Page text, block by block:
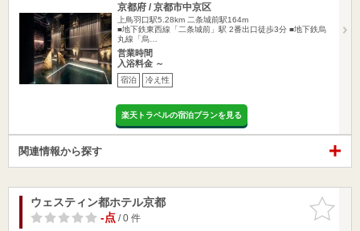
京都府 / 京都市中京区
上鳥羽口駅5.28km 二条城前駅164m
■地下鉄東西線「二条城前」駅 2番出口徒歩3分 ■地下鉄烏
丸線「烏…
営業時間
入浴料金 ～
宿泊 冷え性
楽天トラベルの宿泊プランを見る
関連情報から探す
お気に入
りに追加
ウェスティン都ホテル京都
-点/ 0 件